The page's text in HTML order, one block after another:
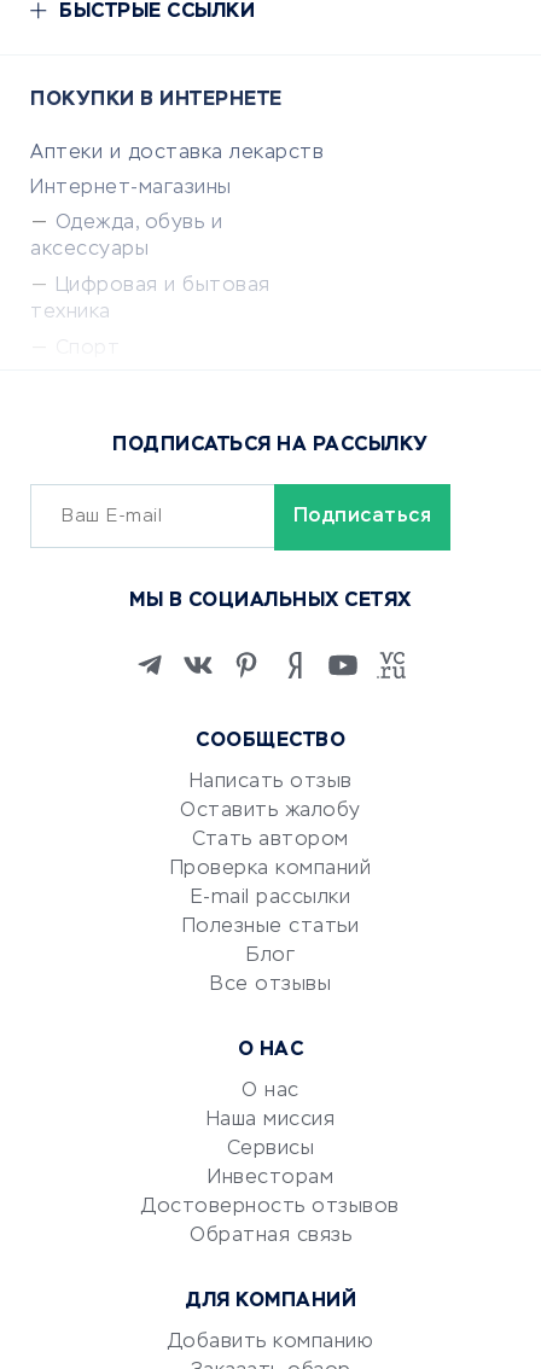
БЫСТРЫЕ ССЫЛКИ
ПОКУПКИ В ИНТЕРНЕТЕ
Аптеки и доставка лекарств
Интернет-магазины
Одежда, обувь и
аксессуары
Цифровая и бытовая
техника
Сервисы доставки
ОБУЧЕНИЕ И РАБОТА
Изучение иностранных
Маркетинг и продажи
Репетиторство
Красота и здоровье
Сервисы по поиску работы
Сетевой маркетинг
УСЛУГИ ДЛЯ БИЗНЕСА
документооборот
Юридические компании
Аудиторские компании
Бухгалтерия онлайн
СООБЩЕСТВО
Написать отзыв
Оставить жалобу
Стать автором
Проверка компаний
E-mail рассылки
Полезные статьи
Блог
Все отзывы
О НАС
О нас
Наша миссия
Сервисы
Инвесторам
Достоверность отзывов
Обратная связь
ДЛЯ КОМПАНИЙ
Добавить компанию
ПОДПИСАТЬСЯ НА РАССЫЛКУ
МЫ В СОЦИАЛЬНЫХ СЕТЯХ